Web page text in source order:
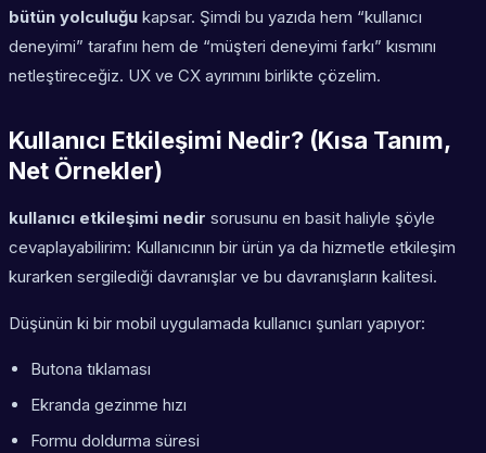
bütün yolculuğu kapsar. Şimdi bu yazıda hem “kullanıcı
deneyimi” tarafını hem de “müşteri deneyimi farkı” kısmını
netleştireceğiz. UX ve CX ayrımını birlikte çözelim.
Kullanıcı Etkileşimi Nedir? (Kısa Tanım,
Net Örnekler)
kullanıcı etkileşimi nedir sorusunu en basit haliyle şöyle
cevaplayabilirim: Kullanıcının bir ürün ya da hizmetle etkileşim
kurarken sergilediği davranışlar ve bu davranışların kalitesi.
Düşünün ki bir mobil uygulamada kullanıcı şunları yapıyor:
Butona tıklaması
Ekranda gezinme hızı
Formu doldurma süresi